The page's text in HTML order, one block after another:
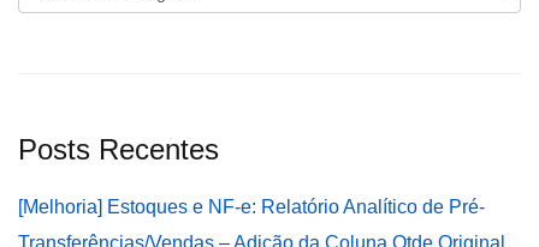
Posts Recentes
[Melhoria] Estoques e NF-e: Relatório Analítico de Pré-
Transferências/Vendas – Adição da Coluna Qtde Original